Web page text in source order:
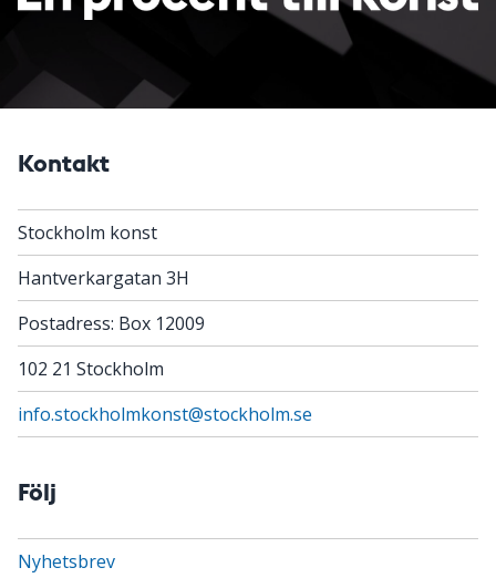
Kontakt
Stockholm konst
Hantverkargatan 3H
Postadress: Box 12009
102 21 Stockholm
info.stockholmkonst@stockholm.se
Följ
Nyhetsbrev